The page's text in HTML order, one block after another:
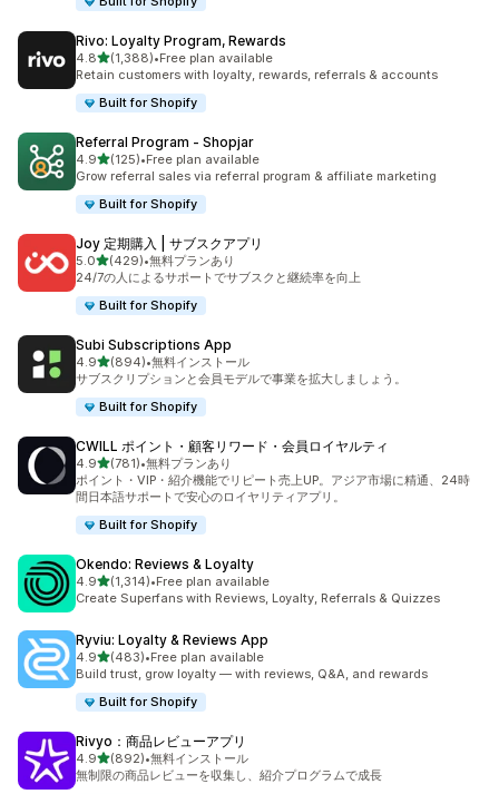
Rivo: Loyalty Program, Rewards
4.85つ星中
(1,388)
合計レビュー数：1388件
•Free plan available
Retain customers with loyalty, rewards, referrals & accounts
Built for Shopify
Referral Program ‑ Shopjar
4.95つ星中
(125)
合計レビュー数：125件
•Free plan available
Grow referral sales via referral program & affiliate marketing
Built for Shopify
Joy 定期購入 | サブスクアプリ
5.05つ星中
(429)
合計レビュー数：429件
•無料プランあり
24/7の人によるサポートでサブスクと継続率を向上
Built for Shopify
Subi Subscriptions App
4.95つ星中
(894)
合計レビュー数：894件
•無料インストール
サブスクリプションと会員モデルで事業を拡大しましょう。
Built for Shopify
CWILL ポイント・顧客リワード・会員ロイヤルティ
4.95つ星中
(781)
合計レビュー数：781件
•無料プランあり
ポイント・VIP・紹介機能でリピート売上UP。アジア市場に精通、24時
間日本語サポートで安心のロイヤリティアプリ。
Built for Shopify
Okendo: Reviews & Loyalty
4.95つ星中
(1,314)
合計レビュー数：1314件
•Free plan available
Create Superfans with Reviews, Loyalty, Referrals & Quizzes
Ryviu: Loyalty & Reviews App
4.95つ星中
(483)
合計レビュー数：483件
•Free plan available
Build trust, grow loyalty — with reviews, Q&A, and rewards
Built for Shopify
Rivyo：商品レビューアプリ
4.95つ星中
(892)
合計レビュー数：892件
•無料インストール
無制限の商品レビューを収集し、紹介プログラムで成長